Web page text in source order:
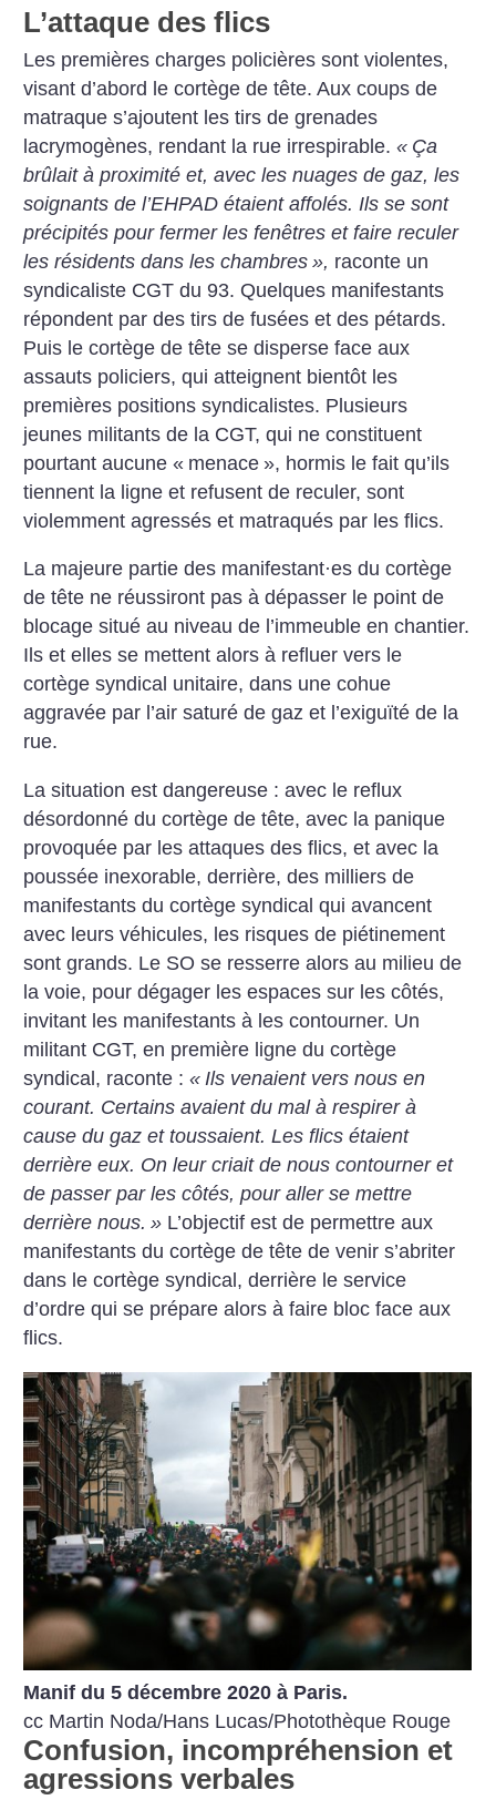
L’attaque des flics
Les premières charges policières sont violentes,
visant d’abord le cortège de tête. Aux coups de
matraque s’ajoutent les tirs de grenades
lacrymogènes, rendant la rue irrespirable.« Ça
brûlait à proximité et, avec les nuages de gaz, les
soignants de l’EHPAD étaient affolés. Ils se sont
précipités pour fermer les fenêtres et faire reculer
les résidents dans les chambres », raconte un
syndicaliste CGT du 93. Quelques manifestants
répondent par des tirs de fusées et des pétards.
Puis le cortège de tête se disperse face aux
assauts policiers, qui atteignent bientôt les
premières positions syndicalistes. Plusieurs
jeunes militants de la CGT, qui ne constituent
pourtant aucune « menace », hormis le fait qu’ils
tiennent la ligne et refusent de reculer, sont
violemment agressés et matraqués par les flics.
La majeure partie des manifestant·es du cortège
de tête ne réussiront pas à dépasser le point de
blocage situé au niveau de l’immeuble en chantier.
Ils et elles se mettent alors à refluer vers le
cortège syndical unitaire, dans une cohue
aggravée par l’air saturé de gaz et l’exiguïté de la
rue.
La situation est dangereuse : avec le reflux
désordonné du cortège de tête, avec la panique
provoquée par les attaques des flics, et avec la
poussée inexorable, derrière, des milliers de
manifestants du cortège syndical qui avancent
avec leurs véhicules, les risques de piétinement
sont grands. Le SO se resserre alors au milieu de
la voie, pour dégager les espaces sur les côtés,
invitant les manifestants à les contourner. Un
militant CGT, en première ligne du cortège
syndical, raconte :« Ils venaient vers nous en
courant. Certains avaient du mal à respirer à
cause du gaz et toussaient. Les flics étaient
derrière eux. On leur criait de nous contourner et
de passer par les côtés, pour aller se mettre
derrière nous. » L’objectif est de permettre aux
manifestants du cortège de tête de venir s’abriter
dans le cortège syndical, derrière le service
d’ordre qui se prépare alors à faire bloc face aux
flics.
Manif du 5 décembre 2020 à Paris.
cc Martin Noda/Hans Lucas/Photothèque Rouge
Confusion, incompréhension et
agressions verbales